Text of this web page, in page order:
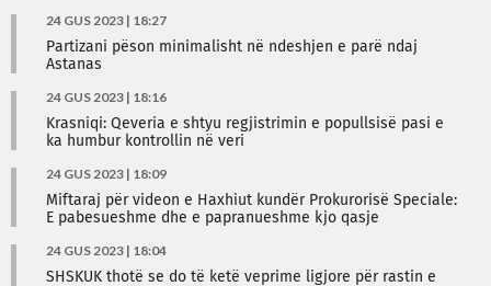
24 GUS 2023 | 18:27
Partizani pëson minimalisht në ndeshjen e parë ndaj
Astanas
24 GUS 2023 | 18:16
Krasniqi: Qeveria e shtyu regjistrimin e popullsisë pasi e
ka humbur kontrollin në veri
24 GUS 2023 | 18:09
Miftaraj për videon e Haxhiut kundër Prokurorisë Speciale:
E pabesueshme dhe e papranueshme kjo qasje
24 GUS 2023 | 18:04
SHSKUK thotë se do të ketë veprime ligjore për rastin e